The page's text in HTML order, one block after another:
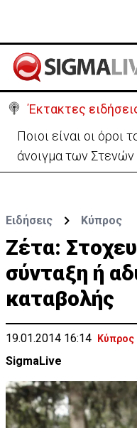
Έκτακτες
Υψηλές οι
-«Στα παράλια είναι
Ειδήσεις Κύπρος
Ζέτα:
σύνταξη ή
καταβολής
19.01.2014 16:14 Κύπρος
SigmaLive